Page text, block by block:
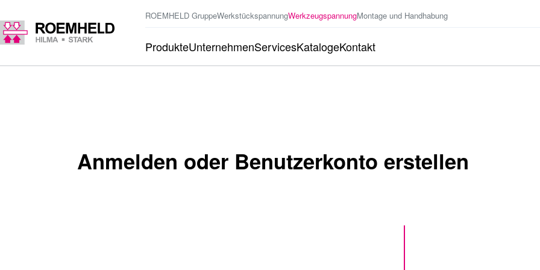
ROEMHELD GruppeWerkstückspannungWerkzeugspannungMontage und Handhabung
ProdukteUnternehmenServicesKatalogeKontakt
Anmelden oder Benutzerkonto erstellen